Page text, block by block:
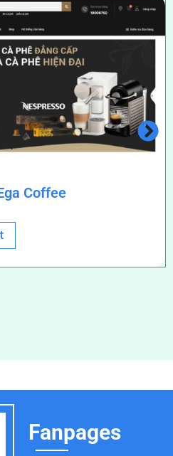
Coffee
Fanpages